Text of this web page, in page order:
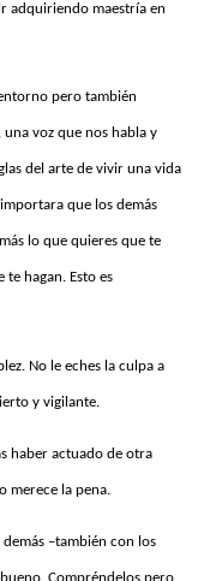
adquiriendo maestría en
pero también
voz que nos habla y
del arte de vivir una vida
que los demás
lo que quieres que te
te hagan. Esto es
No le eches la culpa a
y vigilante.
haber actuado de otra
merece la pena.
–también con los